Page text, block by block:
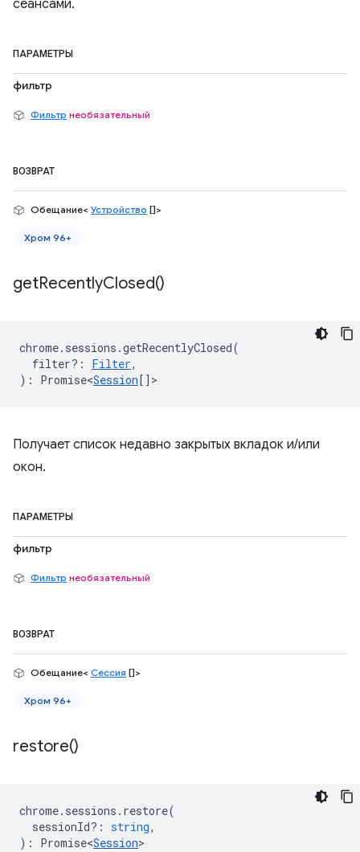
сеансами.
ПАРАМЕТРЫ
фильтр
Фильтр необязательный
ВОЗВРАТ
Обещание< Устройство []>
Хром 96+
getRecentlyClosed()
chrome. sessions .getRecentlyClosed(
filter? : Filter,
) : Promise<Session[] >
Получает список недавно закрытых вкладок и/или
окон.
ПАРАМЕТРЫ
фильтр
Фильтр необязательный
ВОЗВРАТ
Обещание< Сессия []>
Хром 96+
restore()
chrome. sessions . restore(
sessionId? : string,
) : Promise<Session>